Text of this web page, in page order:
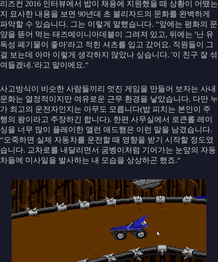
리즈컨 2016 인터뷰에서 밥이 채용에 지원했을 때 상황이 어땠는
지 묘사한 내용을 보면 90년대 초 블리자드의 문화를 완벽하게
파악할 수 있습니다. 그는 이렇게 말했습니다. “앞에는 평화의 문
양을 뜯어 먹는 태즈메이니아데블이 그려져 있고, 뒤에는 '난 유
독성 폐기물이 좋아'라고 적힌 셔츠를 입고 갔어요. 직원들이 그
걸 보는데 아마 이렇게 생각하지 않았나 싶습니다. '이 친구 잘 섞
여들겠네.'라고 말이에요.“
사고방식이 비슷한 사람들끼리 멋진 게임을 만들어 보자는 사내
문화는 열정적이지만 여유로운 근무 환경을 낳았습니다. 다만 누
가 최고의 운전자인지는 아무도 모릅니다(밥 피치는 본인이 주
행의 왕이라고 주장하긴 합니다). 한편 사무실에서 로큰롤 레이
싱을 너무 많이 플레이한 앨런 애드햄은 이런 말을 남겼습니다.
“오죽하면 실제 자동차를 운전할 때 영향을 받기 시작할 정도였
습니다. 교차로를 내달리면서 굼벵이처럼 기어가는 눈앞의 자동
차들에 미사일을 발사하는 내 모습을 상상하곤 했죠.“